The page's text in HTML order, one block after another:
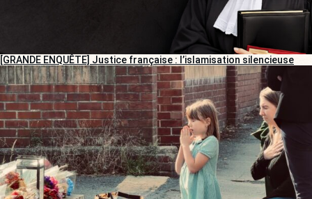
[GRANDE ENQUÊTE] Justice française : l’islamisation silencieuse